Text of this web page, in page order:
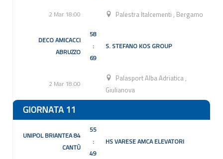
2 Mar 18:00 Palestra Italcementi, Bergamo
DECO AMICACCI
ABRUZZO
58
:
69
S. STEFANO KOS GROUP
2 Mar 18:00
Palasport Alba Adriatica,
Giulianova
GIORNATA 11
UNIPOL BRIANTEA 84
CANTÙ
55
:
49
HS VARESE AMCA ELEVATORI